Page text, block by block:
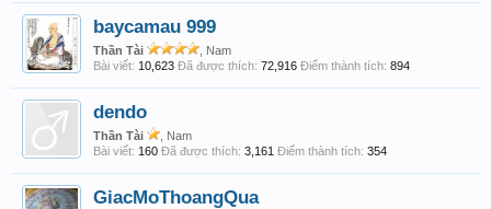
baycamau 999
Thần Tài
, Nam
Bài viết: 10,623 Đã được thích: 72,916 Điểm thành tích: 894
dendo
Thần Tài
, Nam
Bài viết: 160 Đã được thích: 3,161 Điểm thành tích: 354
GiacMoThoangQua